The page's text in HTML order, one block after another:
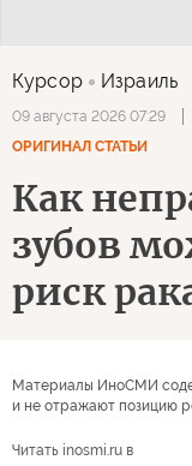
Курсор Израиль
09 августа 2026 07:29
ОРИГИНАЛ СТАТЬИ
Как
зубов
риск
Материалы ИноСМИ
и не отражают позицию
Читать inosmi.ru в